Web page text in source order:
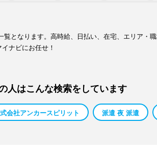
となります。高時給、日払い、在宅、エリア・
ナビにお任せ！
人はこんな検索をしています
会社アンカースピリット 派遣 夜 派遣